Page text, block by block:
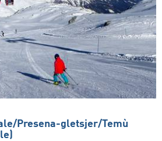
​​Presena-gletsjer/​​Temù